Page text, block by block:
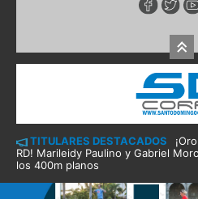
TITULARES DESTACADOS
RD! Marileidy Paulino y Gabriel
los 400m planos